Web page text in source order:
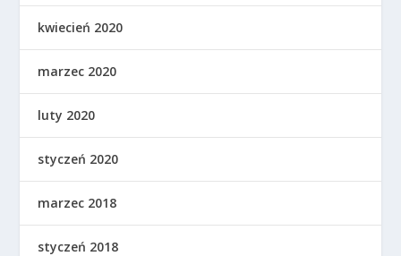
kwiecień 2020
marzec 2020
luty 2020
styczeń 2020
marzec 2018
styczeń 2018